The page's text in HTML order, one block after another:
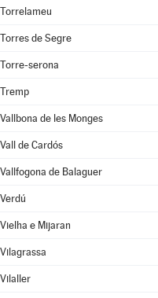
Torrelameu
Torres de Segre
Torre-serona
Tremp
Vallbona de les Monges
Vall de Cardós
Vallfogona de Balaguer
Verdú
Vielha e Mijaran
Vilagrassa
Vilaller